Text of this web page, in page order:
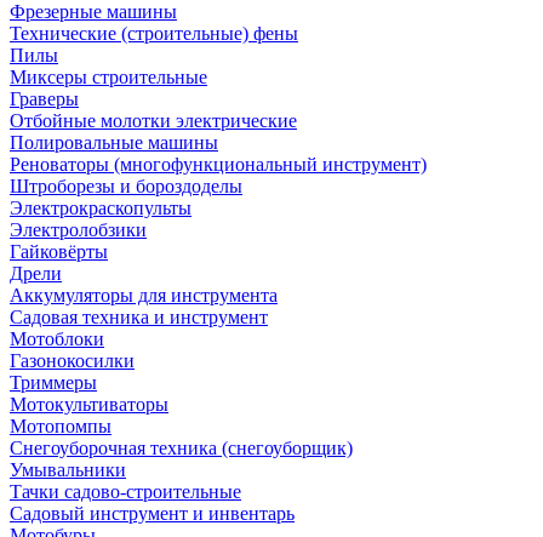
Фрезерные машины
Технические (строительные) фены
Пилы
Миксеры строительные
Граверы
Отбойные молотки электрические
Полировальные машины
Реноваторы (многофункциональный инструмент)
Штроборезы и бороздоделы
Электрокраскопульты
Электролобзики
Гайковёрты
Дрели
Аккумуляторы для инструмента
Садовая техника и инструмент
Мотоблоки
Газонокосилки
Триммеры
Мотокультиваторы
Мотопомпы
Снегоуборочная техника (снегоуборщик)
Умывальники
Тачки садово-строительные
Садовый инструмент и инвентарь